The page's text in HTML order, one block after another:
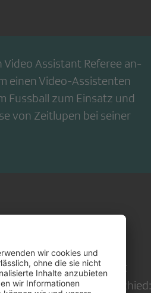
Video Assistant Referee an­
einen Video-Assistenten
Fussball zum Einsatz und
von Zeitlupen bei seiner
und Computern am Set
. Der grosse Unterschied: